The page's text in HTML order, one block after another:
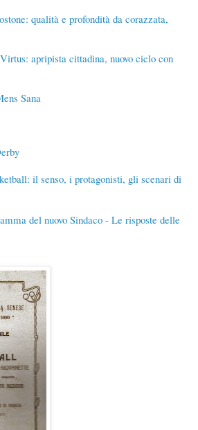
qualità e profondità da corazzata,
apripista cittadina, nuovo ciclo con
Sana
il senso, i protagonisti, gli scenari di
del nuovo Sindaco - Le risposte delle